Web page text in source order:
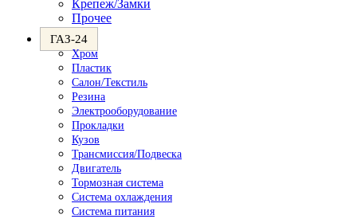
Крепеж/Замки
Прочее
ГАЗ-24
Хром
Пластик
Салон/Текстиль
Резина
Электрооборудование
Прокладки
Кузов
Трансмиссия/Подвеска
Двигатель
Тормозная система
Система охлаждения
Система питания